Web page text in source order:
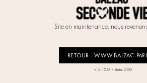
Site en maintenance, nous
RETOUR - WWW.BALZAC-
v. 3.16.0- status: 500